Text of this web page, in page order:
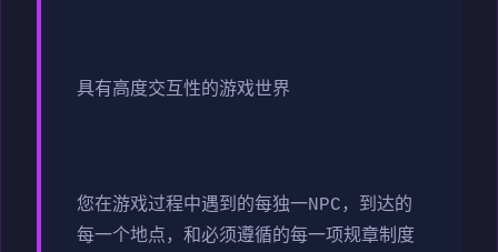
具有高度交互性的游戏世界
您在游戏过程中遇到的每独一NPC，到达的
每一个地点，和必须遵循的每一项规章制度